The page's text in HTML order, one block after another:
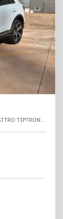
2.0 40 TFSI GASOLINA PERFORMANCE BLACK QUATTRO TIPTRONIC